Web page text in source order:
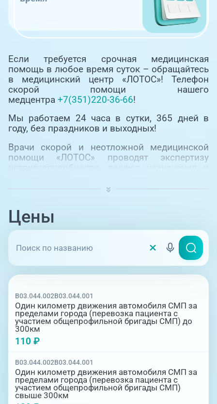
Если требуется срочная медицинская
помощь в любое время суток – обращайтесь
в медицинский центр «ЛОТОС»! Телефон
скорой помощи нашего
медцентра +7(351)220-36-66!
Мы работаем 24 часа в сутки, 365 дней в
году, без праздников и выходных!
Врачи скорой и неотложной медицинской
помощи «ЛОТОС» проводят экспертизу
нетрудоспособности, делают назначения и
назначают первичное лечение, при
дообследование (УЗИ, рентген, МРТ и др.)
или на госпитализацию как в наш
медицинский центр, так и в другие
медицинские учреждения Челябинска и
других регионов страны.
Мы работаем 24 часа в сутки, 365 дней в
году, без праздников и выходных!
Мы выезжаем в новые загородные поселки,
и новые микрорайоны Челябинска!
Загородные поселки Западный, Западный-2,
Залесье, Вишнёвая горка, Женева, Холмс,
Дубрава, а также СНТ «Петушок» и
города и на них распространяются тарифы
Челябинска!
Цены
B03.044.002B03.044.001
Один километр движения автомобиля СМП за
пределами города (перевозка пациента с
участием общепрофильной бригады СМП) до
300км
110 ₽
B03.044.002B03.044.001
Один километр движения автомобиля СМП за
пределами города (перевозка пациента с
участием общепрофильной бригады СМП)
свыше 300км